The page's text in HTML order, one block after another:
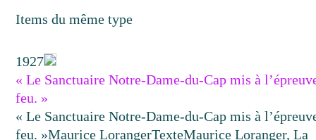
Items du même type
1927
« Le Sanctuaire Notre-Dame-du-Cap mis à
feu. »
« Le Sanctuaire Notre-Dame-du-Cap mis à
feu. »Maurice LorangerTexteMaurice Loranger, La